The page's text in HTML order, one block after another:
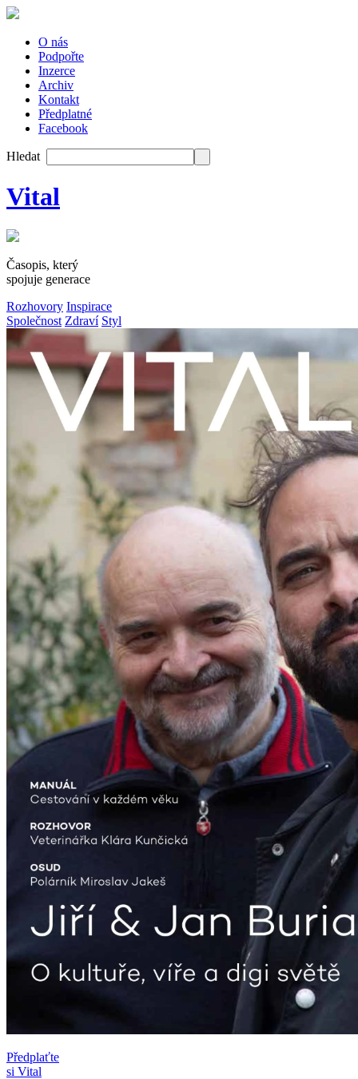
O nás
Podpořte
Inzerce
Archiv
Kontakt
Předplatné
Facebook
Hledat
Vital
Časopis, který
spojuje generace
Rozhovory Inspirace
Společnost Zdraví Styl
Předplaťte
si Vital